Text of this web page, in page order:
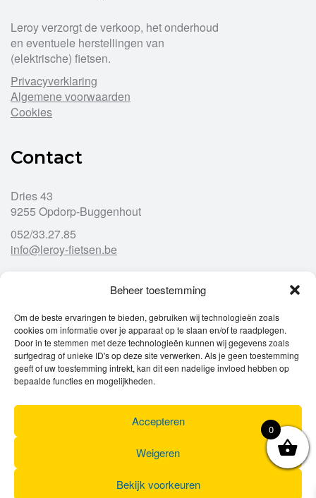
Beheer toestemming
Om de beste ervaringen te bieden, gebruiken wij technologieën zoals
cookies om informatie over je apparaat op te slaan en/of te raadplegen.
Door in te stemmen met deze technologieën kunnen wij gegevens zoals
surfgedrag of unieke ID's op deze site verwerken. Als je geen toestemming
geeft of uw toestemming intrekt, kan dit een nadelige invloed hebben op
bepaalde functies en mogelijkheden.
Accepteren
Weigeren
Bekijk voorkeuren
Leroy verzorgt de verkoop, het onderhoud
en eventuele herstellingen van
(elektrische) fietsen.
Privacyverklaring
Algemene voorwaarden
Cookies
Contact
Dries 43
9255 Opdorp-Buggenhout
052/33.27.85
info@leroy-fietsen.be
Openingsuren
Ma
gesloten
Di
9u – 12u
13u – 18u00
Wo
9u – 12u
13u – 18u00
Do
9u – 12u
13u – 18u00
Za
0